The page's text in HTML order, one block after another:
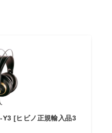
[ヒビノ正規輸入品3